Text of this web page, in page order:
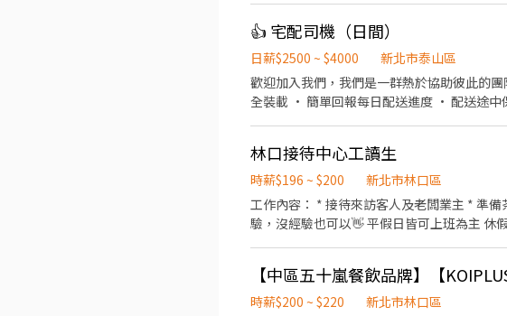
👍 宅配司機（日間）
日薪$2500 ~ $4000
新北市泰山區
歡迎加入我們，我們是一群熱於協助彼此的團隊！ 工作內容： • 按照路線配送物品至客戶指定地點 • 確認貨物種類與
全裝載 • 簡單回報每日配送進度 • 配送途中保持禮貌與顧客良好互動 我們給
林口接待中心工讀生
時薪$196 ~ $200
新北市林口區
工作內容： * 接待來訪客人及老闆業主 * 準備茶水、咖啡及點心 * 水果清洗與切盤 * 協助宴客服務 * 環境整理維護 歡迎有餐飲經
時薪$200 ~ $220
新北市林口區